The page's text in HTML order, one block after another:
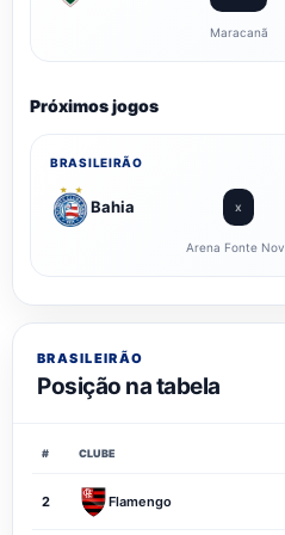
Maracanã
Próximos jogos
BRASILEIRÃO
Bahia x
Arena Fonte
BRASILEIRÃO
Posição na tabela
# CLUBE
2 Flamengo